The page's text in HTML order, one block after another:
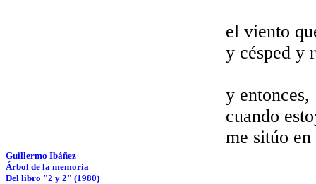
el viento
y césped y
y entonces,
cuando
me sitúo
Guillermo Ibáñez
Árbol de la memoria
Del libro "2 y 2" (1980)